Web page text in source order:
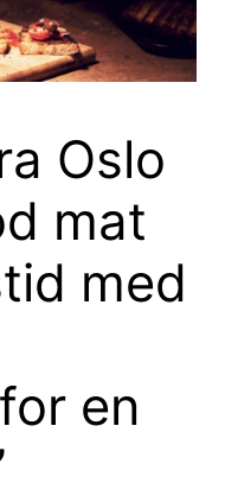
Oslo
mat
med
en